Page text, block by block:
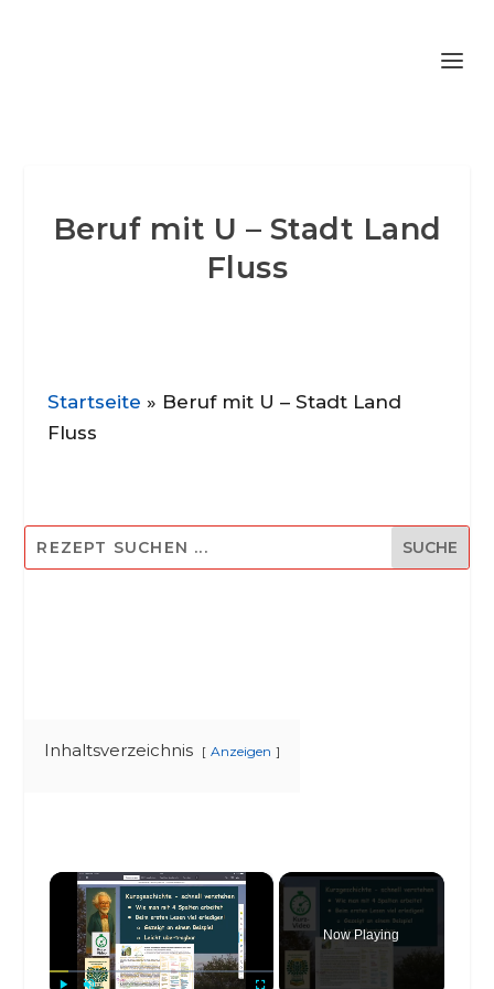
Beruf mit U – Stadt Land
Fluss
Startseite » Beruf mit U – Stadt Land
Fluss
Inhaltsverzeichnis Anzeigen
×
Now Playing